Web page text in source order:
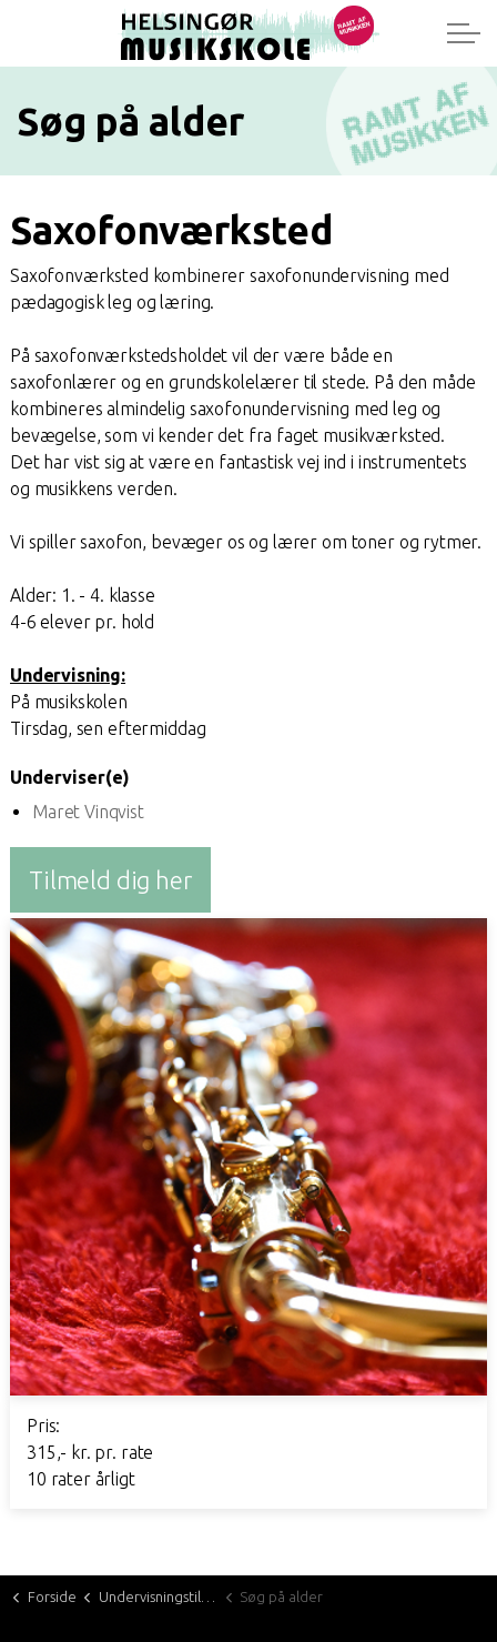
Søg på alder
Saxofonværksted
Saxofonværksted kombinerer saxofonundervisning med
pædagogisk leg og læring.
På saxofonværkstedsholdet vil der være både en
saxofonlærer og en grundskolelærer til stede. På den måde
kombineres almindelig saxofonundervisning med leg og
bevægelse, som vi kender det fra faget musikværksted.
Det har vist sig at være en fantastisk vej ind i instrumentets
og musikkens verden.
Vi spiller saxofon, bevæger os og lærer om toner og rytmer.
Alder: 1. - 4. klasse
4-6 elever pr. hold
Undervisning:
På musikskolen
Tirsdag, sen eftermiddag
Underviser(e)
Maret Vinqvist
Tilmeld dig her
Pris:
315,- kr. pr. rate
10 rater årligt
Forside Undervisningstilbud Søg på alder